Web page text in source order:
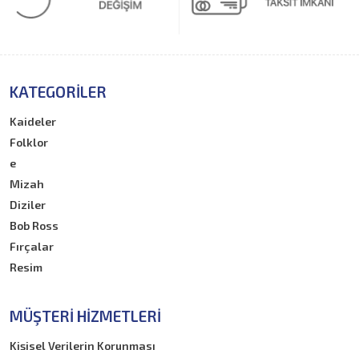
KATEGORILER
Kaideler
Folklor
e
Mizah
Diziler
Bob Ross
Fırçalar
Resim
MÜŞTERI HIZMETLERI
Kişisel Verilerin Korunması